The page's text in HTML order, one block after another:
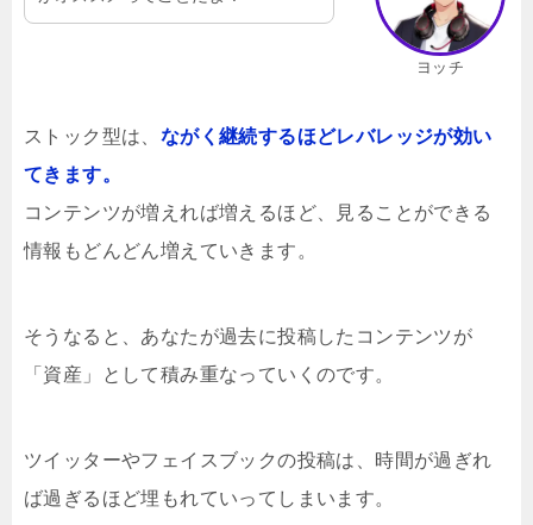
ヨッチ
ストック型は、 ながく継続するほどレバレッジが効い
てきます。
コンテンツが増えれば増えるほど、見ることができる
情報もどんどん増えていきます。
そうなると、あなたが過去に投稿したコンテンツが
「資産」として積み重なっていくのです。
ツイッターやフェイスブックの投稿は、時間が過ぎれ
ば過ぎるほど埋もれていってしまいます。